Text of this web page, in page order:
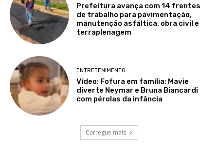
Prefeitura avança com 14 frentes
de trabalho para pavimentação,
manutenção asfáltica, obra civil e
terraplenagem
ENTRETENIMENTO
Vídeo: Fofura em família; Mavie
diverte Neymar e Bruna Biancardi
com pérolas da infância
Carregue mais